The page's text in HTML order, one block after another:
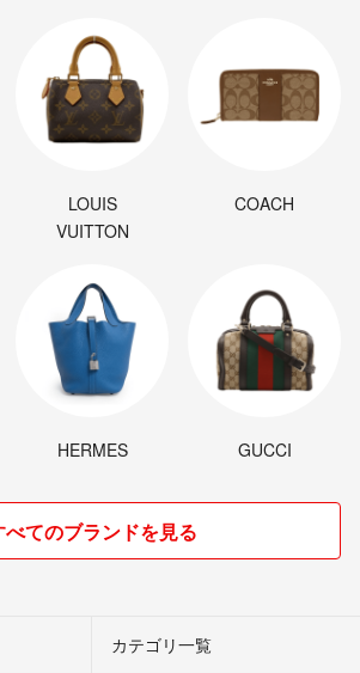
LOUIS
VUITTON
COACH
HERMES GUCCI
べてのブランドを見る
カテゴリ一覧